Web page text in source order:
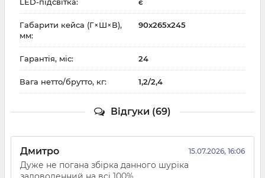
LED-підсвітка: є
Габарити кейса (Г×Ш×В),
мм:
90х265х245
Гарантія, міс: 24
Вага нетто/брутто, кг: 1,2/2,4
Відгуки (69)
Дмитро 15.07.2026, 16:06
Дуже не погана збірка данного шуріка